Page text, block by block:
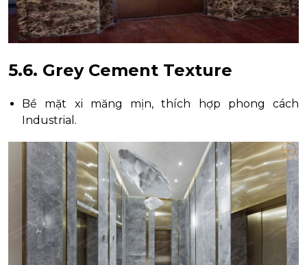
5.6. Grey Cement Texture
Bề mặt xi măng mịn, thích hợp phong cách
Industrial.